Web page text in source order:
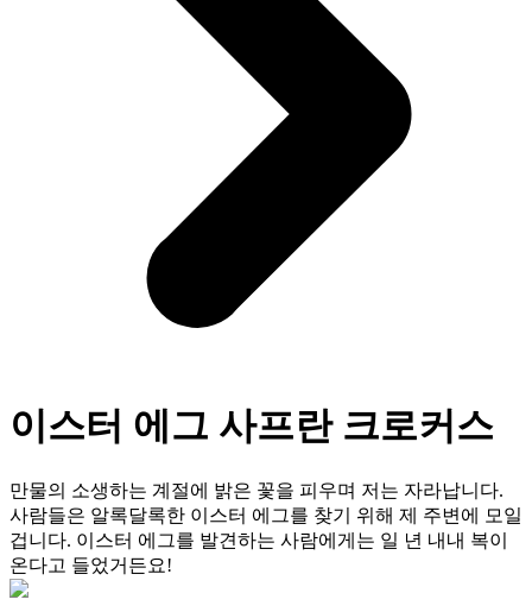
이스터 에그 사프란 크로커스
만물의 소생하는 계절에 밝은 꽃을 피우며 저는 자라납니다.
사람들은 알록달록한 이스터 에그를 찾기 위해 제 주변에 모일
겁니다. 이스터 에그를 발견하는 사람에게는 일 년 내내 복이
온다고 들었거든요!